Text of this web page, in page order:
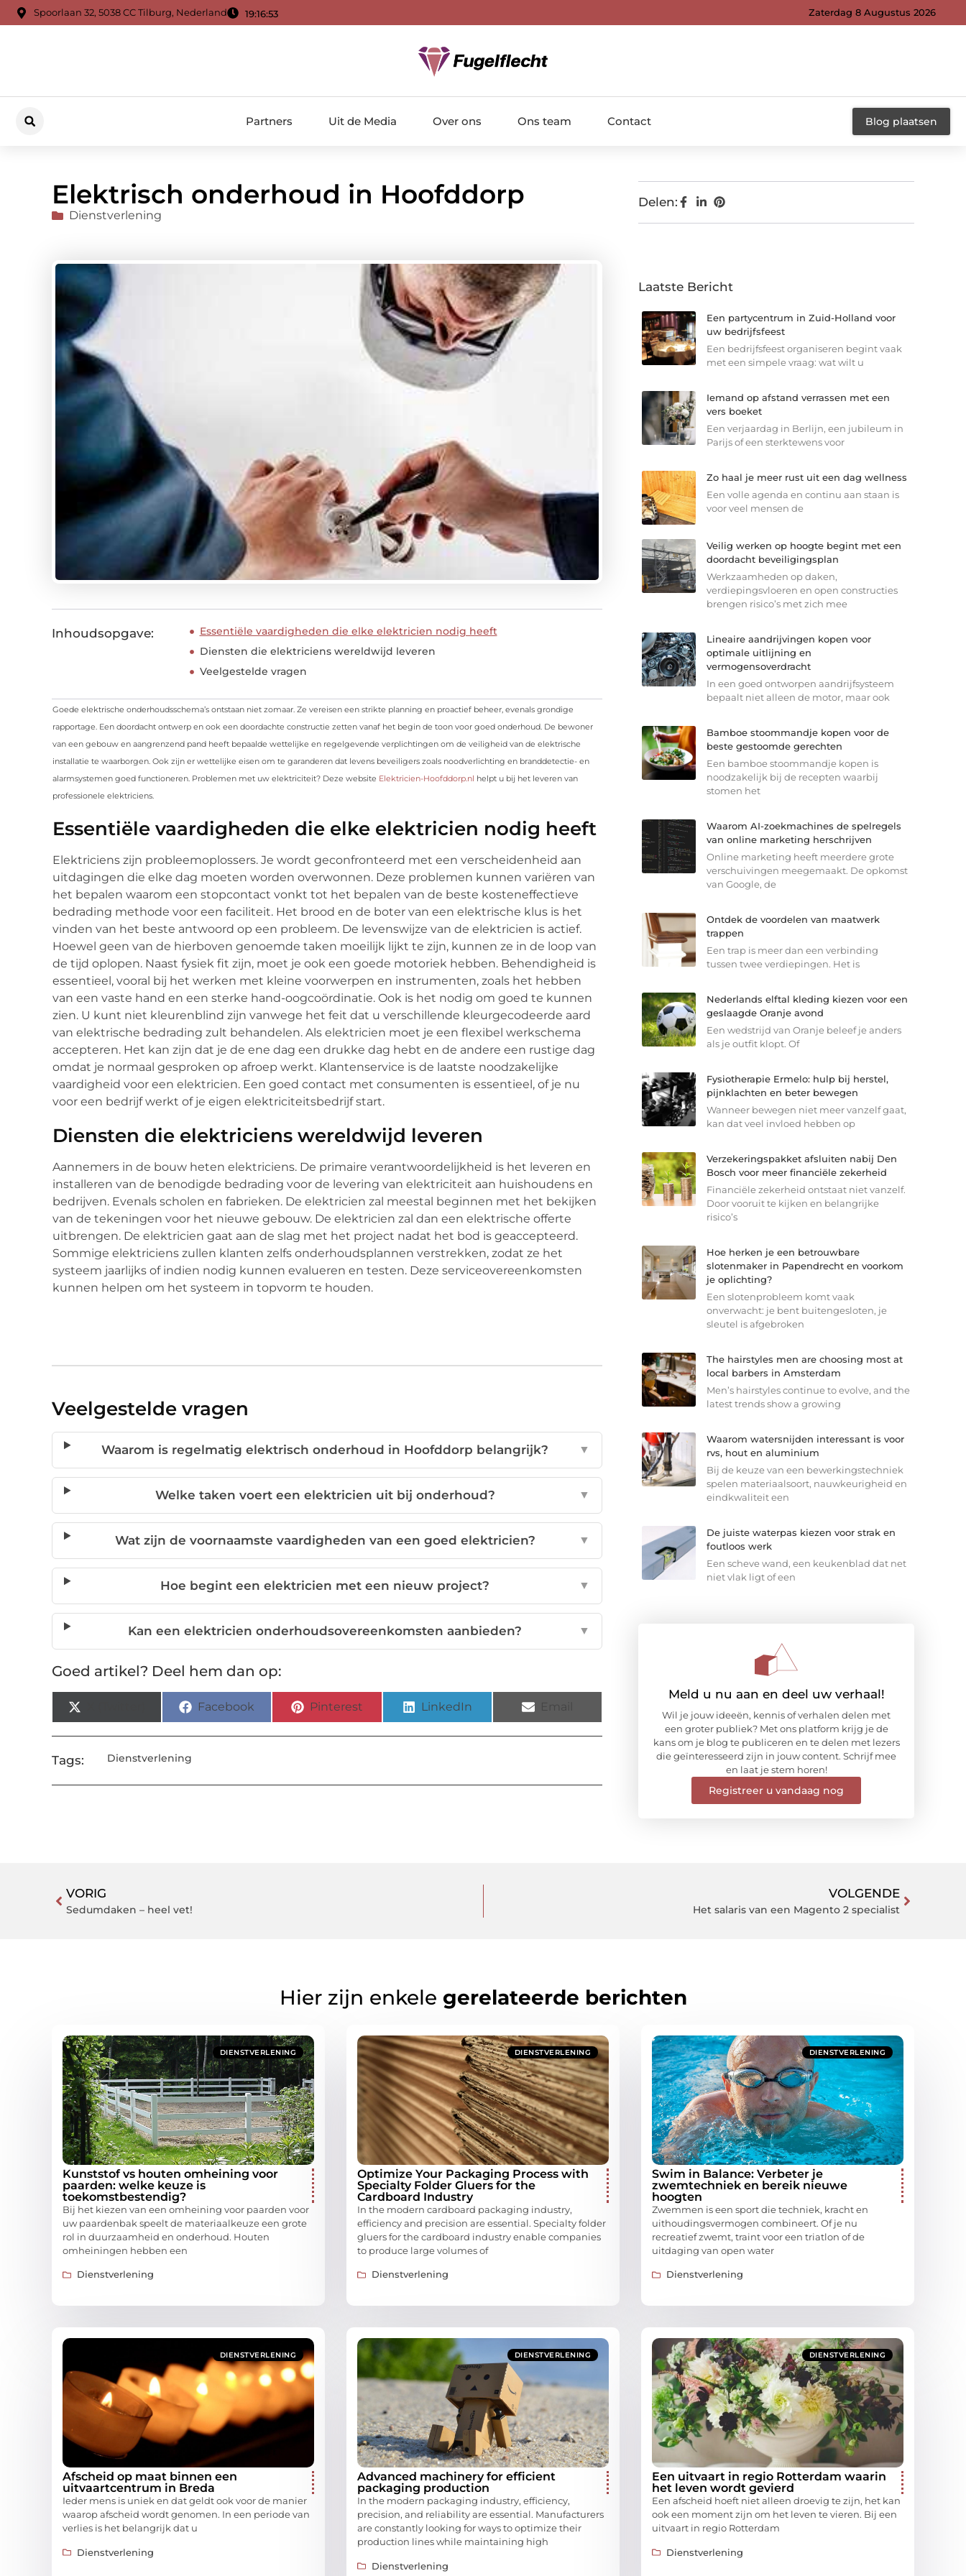
Spoorlaan 32, 5038 CC Tilburg, Nederland 19:16:55 Zaterdag 8 Augustus 2026
Partners Uit de Media Over ons Ons team Contact Blog plaatsen
Elektrisch onderhoud in Hoofddorp
Dienstverlening
Inhoudsopgave:
Essentiële vaardigheden die elke elektricien nodig heeft
Diensten die elektriciens wereldwijd leveren
Veelgestelde vragen
Goede elektrische onderhoudsschema’s ontstaan ​​niet zomaar. Ze vereisen een strikte planning en proactief beheer, evenals grondige
rapportage. Een doordacht ontwerp en ook een doordachte constructie zetten vanaf het begin de toon voor goed onderhoud. De bewoner
van een gebouw en aangrenzend pand heeft bepaalde wettelijke en regelgevende verplichtingen om de veiligheid van de elektrische
installatie te waarborgen. Ook zijn er wettelijke eisen om te garanderen dat levens beveiligers zoals noodverlichting en branddetectie- en
alarmsystemen goed functioneren. Problemen met uw elektriciteit? Deze website Elektricien-Hoofddorp.nl helpt u bij het leveren van
professionele elektriciens.
Essentiële vaardigheden die elke elektricien nodig heeft
Elektriciens zijn probleemoplossers. Je wordt geconfronteerd met een verscheidenheid aan
uitdagingen die elke dag moeten worden overwonnen. Deze problemen kunnen variëren van
het bepalen waarom een ​​stopcontact vonkt tot het bepalen van de beste kosteneffectieve
bedrading methode voor een faciliteit. Het brood en de boter van een elektrische klus is het
vinden van het beste antwoord op een probleem. De levenswijze van de elektricien is actief.
Hoewel geen van de hierboven genoemde taken moeilijk lijkt te zijn, kunnen ze in de loop van
de tijd oplopen. Naast fysiek fit zijn, moet je ook een goede motoriek hebben. Behendigheid is
essentieel, vooral bij het werken met kleine voorwerpen en instrumenten, zoals het hebben
van een vaste hand en een sterke hand-oogcoördinatie. Ook is het nodig om goed te kunnen
zien. U kunt niet kleurenblind zijn vanwege het feit dat u verschillende kleurgecodeerde aard
van elektrische bedrading zult behandelen. Als elektricien moet je een flexibel werkschema
accepteren. Het kan zijn dat je de ene dag een drukke dag hebt en de andere een rustige dag
omdat je normaal gesproken op afroep werkt. Klantenservice is de laatste noodzakelijke
vaardigheid voor een elektricien. Een goed contact met consumenten is essentieel, of je nu
voor een bedrijf werkt of je eigen elektriciteitsbedrijf start.
Diensten die elektriciens wereldwijd leveren
Aannemers in de bouw heten elektriciens. De primaire verantwoordelijkheid is het leveren en
installeren van de benodigde bedrading voor de levering van elektriciteit aan huishoudens en
bedrijven. Evenals scholen en fabrieken. De elektricien zal meestal beginnen met het bekijken
van de tekeningen voor het nieuwe gebouw. De elektricien zal dan een elektrische offerte
uitbrengen. De elektricien gaat aan de slag met het project nadat het bod is geaccepteerd.
Sommige elektriciens zullen klanten zelfs onderhoudsplannen verstrekken, zodat ze het
systeem jaarlijks of indien nodig kunnen evalueren en testen. Deze serviceovereenkomsten
kunnen helpen om het systeem in topvorm te houden.
Veelgestelde vragen
Waarom is regelmatig elektrisch onderhoud in Hoofddorp belangrijk? ▼
Welke taken voert een elektricien uit bij onderhoud? ▼
Wat zijn de voornaamste vaardigheden van een goed elektricien? ▼
Hoe begint een elektricien met een nieuw project? ▼
Kan een elektricien onderhoudsovereenkomsten aanbieden? ▼
Goed artikel? Deel hem dan op:
Facebook Pinterest LinkedIn
Tags: Dienstverlening
Delen:
Laatste Bericht
Een partycentrum in Zuid-Holland voor
uw bedrijfsfeest
Een bedrijfsfeest organiseren begint vaak
met een simpele vraag: wat wilt u
Iemand op afstand verrassen met een
vers boeket
Een verjaardag in Berlijn, een jubileum in
Parijs of een sterkte­wens voor
Zo haal je meer rust uit een dag wellness
Een volle agenda en continu aan staan is
voor veel mensen de
Veilig werken op hoogte begint met een
doordacht beveiligingsplan
Werkzaamheden op daken,
verdiepingsvloeren en open constructies
brengen risico’s met zich mee
Lineaire aandrijvingen kopen voor
optimale uitlijning en
vermogensoverdracht
In een goed ontworpen aandrijfsysteem
bepaalt niet alleen de motor, maar ook
Bamboe stoommandje kopen voor de
beste gestoomde gerechten
Een bamboe stoommandje kopen is
noodzakelijk bij de recepten waarbij
stomen het
Waarom AI-zoekmachines de spelregels
van online marketing herschrijven
Online marketing heeft meerdere grote
verschuivingen meegemaakt. De opkomst
van Google, de
Ontdek de voordelen van maatwerk
trappen
Een trap is meer dan een verbinding
tussen twee verdiepingen. Het is
Nederlands elftal kleding kiezen voor een
geslaagde Oranje avond
Een wedstrijd van Oranje beleef je anders
als je outfit klopt. Of
Fysiotherapie Ermelo: hulp bij herstel,
pijnklachten en beter bewegen
Wanneer bewegen niet meer vanzelf gaat,
kan dat veel invloed hebben op
Verzekeringspakket afsluiten nabij Den
Bosch voor meer financiële zekerheid
Financiële zekerheid ontstaat niet vanzelf.
Door vooruit te kijken en belangrijke
risico’s
Hoe herken je een betrouwbare
slotenmaker in Papendrecht en voorkom
je oplichting?
Een slotenprobleem komt vaak
onverwacht: je bent buitengesloten, je
sleutel is afgebroken
The hairstyles men are choosing most at
local barbers in Amsterdam
Men’s hairstyles continue to evolve, and the
latest trends show a growing
Waarom watersnijden interessant is voor
rvs, hout en aluminium
Bij de keuze van een bewerkingstechniek
spelen materiaalsoort, nauwkeurigheid en
eindkwaliteit een
De juiste waterpas kiezen voor strak en
foutloos werk
Een scheve wand, een keukenblad dat net
niet vlak ligt of een
Meld u nu aan en deel uw verhaal!
Wil je jouw ideeën, kennis of verhalen delen met
een groter publiek? Met ons platform krijg je de
kans om je blog te publiceren en te delen met lezers
die geïnteresseerd zijn in jouw content. Schrijf mee
en laat je stem horen!
Registreer u vandaag nog
VORIG
Sedumdaken – heel vet!
VOLGENDE
Het salaris van een Magento 2 specialist
Hier zijn enkele gerelateerde berichten
DIENSTVERLENING
Kunststof vs houten omheining voor
paarden: welke keuze is
toekomstbestendig?
Bij het kiezen van een omheining voor paarden voor
uw paardenbak speelt de materiaalkeuze een grote
rol in duurzaamheid en onderhoud. Houten
omheiningen hebben een
Dienstverlening
DIENSTVERLENING
Optimize Your Packaging Process with
Specialty Folder Gluers for the
Cardboard Industry
In the modern cardboard packaging industry,
efficiency and precision are essential. Specialty folder
gluers for the cardboard industry enable companies
to produce large volumes of
Dienstverlening
DIENSTVERLENING
Swim in Balance: Verbeter je
zwemtechniek en bereik nieuwe
hoogten
Zwemmen is een sport die techniek, kracht en
uithoudingsvermogen combineert. Of je nu
recreatief zwemt, traint voor een triatlon of de
uitdaging van open water
Dienstverlening
DIENSTVERLENING
Afscheid op maat binnen een
uitvaartcentrum in Breda
Ieder mens is uniek en dat geldt ook voor de manier
waarop afscheid wordt genomen. In een periode van
verlies is het belangrijk dat u
Dienstverlening
DIENSTVERLENING
Advanced machinery for efficient
packaging production
In the modern packaging industry, efficiency,
precision, and reliability are essential. Manufacturers
are constantly looking for ways to optimize their
production lines while maintaining high
Dienstverlening
DIENSTVERLENING
Een uitvaart in regio Rotterdam waarin
het leven wordt gevierd
Een afscheid hoeft niet alleen droevig te zijn, het kan
ook een moment zijn om het leven te vieren. Bij een
uitvaart in regio Rotterdam
Dienstverlening